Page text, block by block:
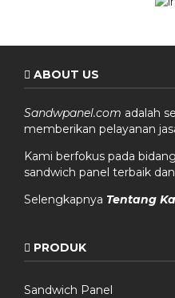
ABOUT US
Sandwpanel.com adalah
memberikan pelayanan
Kami berfokus pada
sandwich panel terbaik
Selengkapnya Tentang
PRODUK
Sandwich Panel